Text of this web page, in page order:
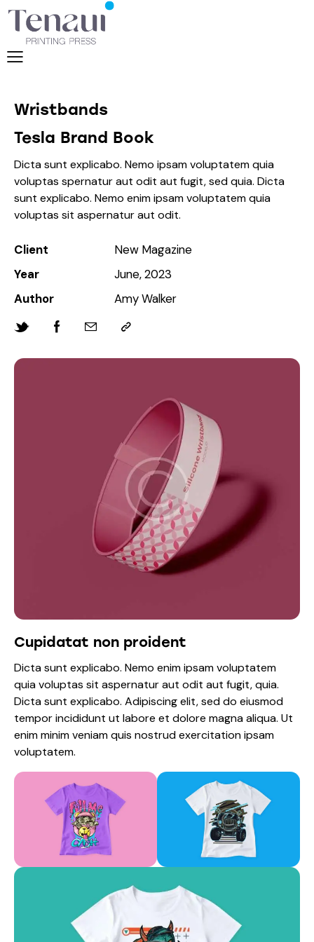
Wristbands
Tesla Brand Book
Dicta sunt explicabo. Nemo ipsam voluptatem quia
voluptas spernatur aut odit aut fugit, sed quia. Dicta
sunt explicabo. Nemo enim ipsam voluptatem quia
voluptas sit aspernatur aut odit.
Client
New Magazine
Year
June, 2023
Author
Amy Walker
Cupidatat non proident
Dicta sunt explicabo. Nemo enim ipsam voluptatem
quia voluptas sit aspernatur aut odit aut fugit, quia.
Dicta sunt explicabo. Adipiscing elit, sed do eiusmod
tempor incididunt ut labore et dolore magna aliqua. Ut
enim minim veniam quis nostrud exercitation ipsam
voluptatem.